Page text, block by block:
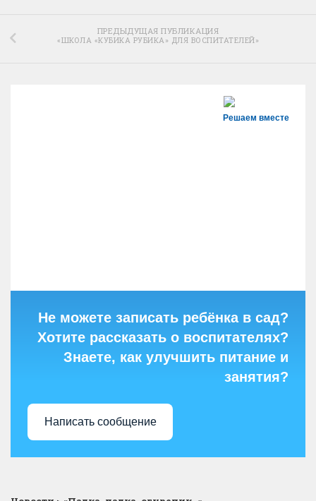
ПРЕДЫДУЩАЯ ПУБЛИКАЦИЯ
«ШКОЛА «КУБИКА РУБИКА» ДЛЯ ВОСПИТАТЕЛЕЙ»
Решаем вместе
Не можете записать ребёнка в сад?
Хотите рассказать о воспитателях?
Знаете, как улучшить питание и
занятия?
Написать сообщение